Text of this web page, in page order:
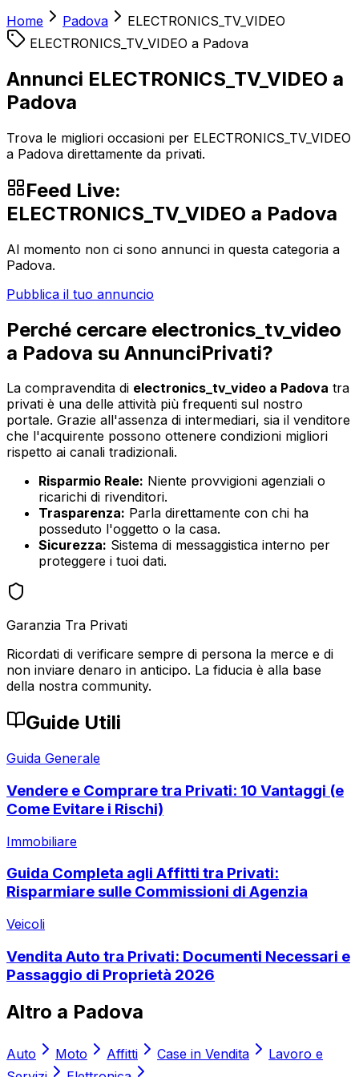
Home Padova
ELECTRONICS_TV_VIDEO
ELECTRONICS_TV_VIDEO a Padova
Annunci ELECTRONICS_TV_VIDEO a
Padova
Trova le migliori occasioni per ELECTRONICS_TV_VIDEO
a Padova direttamente da privati.
Feed Live:
ELECTRONICS_TV_VIDEO a Padova
Al momento non ci sono annunci in questa categoria a
Padova.
Pubblica il tuo annuncio
Perché cercare electronics_tv_video
a Padova su AnnunciPrivati?
La compravendita di electronics_tv_video a Padova tra
privati è una delle attività più frequenti sul nostro
portale. Grazie all'assenza di intermediari, sia il venditore
che l'acquirente possono ottenere condizioni migliori
rispetto ai canali tradizionali.
Risparmio Reale: Niente provvigioni agenziali o
ricarichi di rivenditori.
Trasparenza: Parla direttamente con chi ha
posseduto l'oggetto o la casa.
Sicurezza: Sistema di messaggistica interno per
proteggere i tuoi dati.
Garanzia Tra Privati
Ricordati di verificare sempre di persona la merce e di
non inviare denaro in anticipo. La fiducia è alla base
della nostra community.
Guide Utili
Guida Generale
Vendere e Comprare tra Privati: 10 Vantaggi (e
Come Evitare i Rischi)
Immobiliare
Guida Completa agli Affitti tra Privati:
Risparmiare sulle Commissioni di Agenzia
Veicoli
Vendita Auto tra Privati: Documenti Necessari e
Passaggio di Proprietà 2026
Altro a Padova
Auto Moto Affitti Case in Vendita
Lavoro e